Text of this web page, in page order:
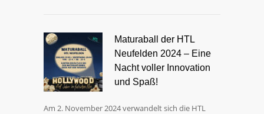
Maturaball der HTL
Neufelden 2024 – Eine
Nacht voller Innovation
und Spaß!
Am 2. November 2024 verwandelt sich die HTL